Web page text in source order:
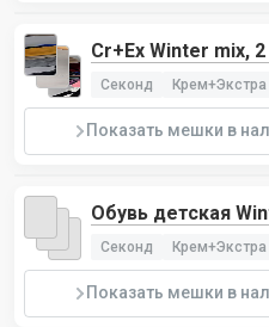
Cr+Ex Winter mix,
Секонд Крем+Экстра
Показать мешки в
Обувь детская
Секонд Крем+Экстра
Показать мешки в